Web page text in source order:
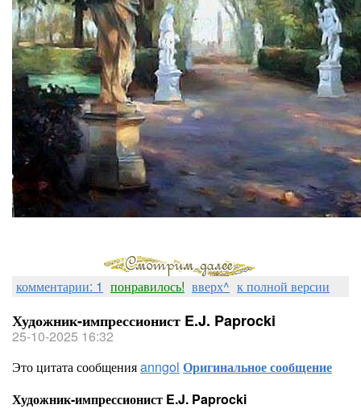
комментарии: 1 понравилось! вверх^ к полной версии
Художник-импрессионист E.J. Paprocki
25-10-2025 16:32
Это цитата сообщенияanngol Оригинальное сообщение
Художник-импрессионист E.J. Paprocki